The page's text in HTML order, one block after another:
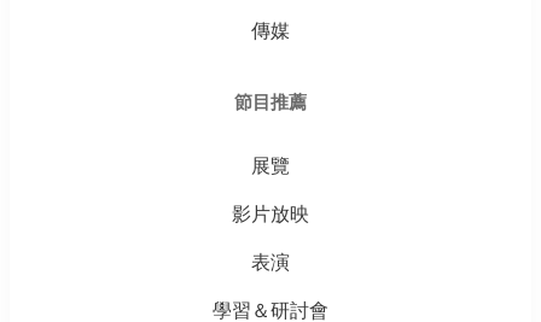
傳媒
節目推薦
展覽
影片放映
表演
學習＆研討會